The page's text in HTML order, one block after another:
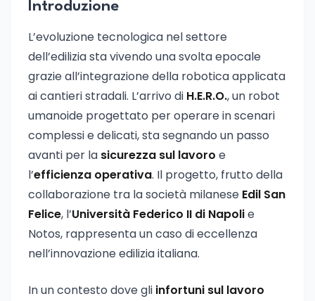
Introduzione
L’evoluzione tecnologica nel settore
dell’edilizia sta vivendo una svolta epocale
grazie all’integrazione della robotica applicata
ai cantieri stradali. L’arrivo di H.E.R.O., un robot
umanoide progettato per operare in scenari
complessi e delicati, sta segnando un passo
avanti per la sicurezza sul lavoro e
l’efficienza operativa. Il progetto, frutto della
collaborazione tra la società milanese Edil San
Felice, l’Università Federico II di Napolie
Notos, rappresenta un caso di eccellenza
nell’innovazione edilizia italiana.
In un contesto dove gli infortuni sul lavoro